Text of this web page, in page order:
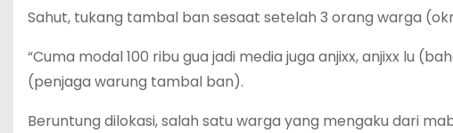
Sahut, tukang tambal ban sesaat setelah 3 orang warga
“Cuma modal 100 ribu gua jadi media juga anjixx, anjixx lu
(penjaga warung tambal ban).
Beruntung dilokasi, salah satu warga yang mengaku dari